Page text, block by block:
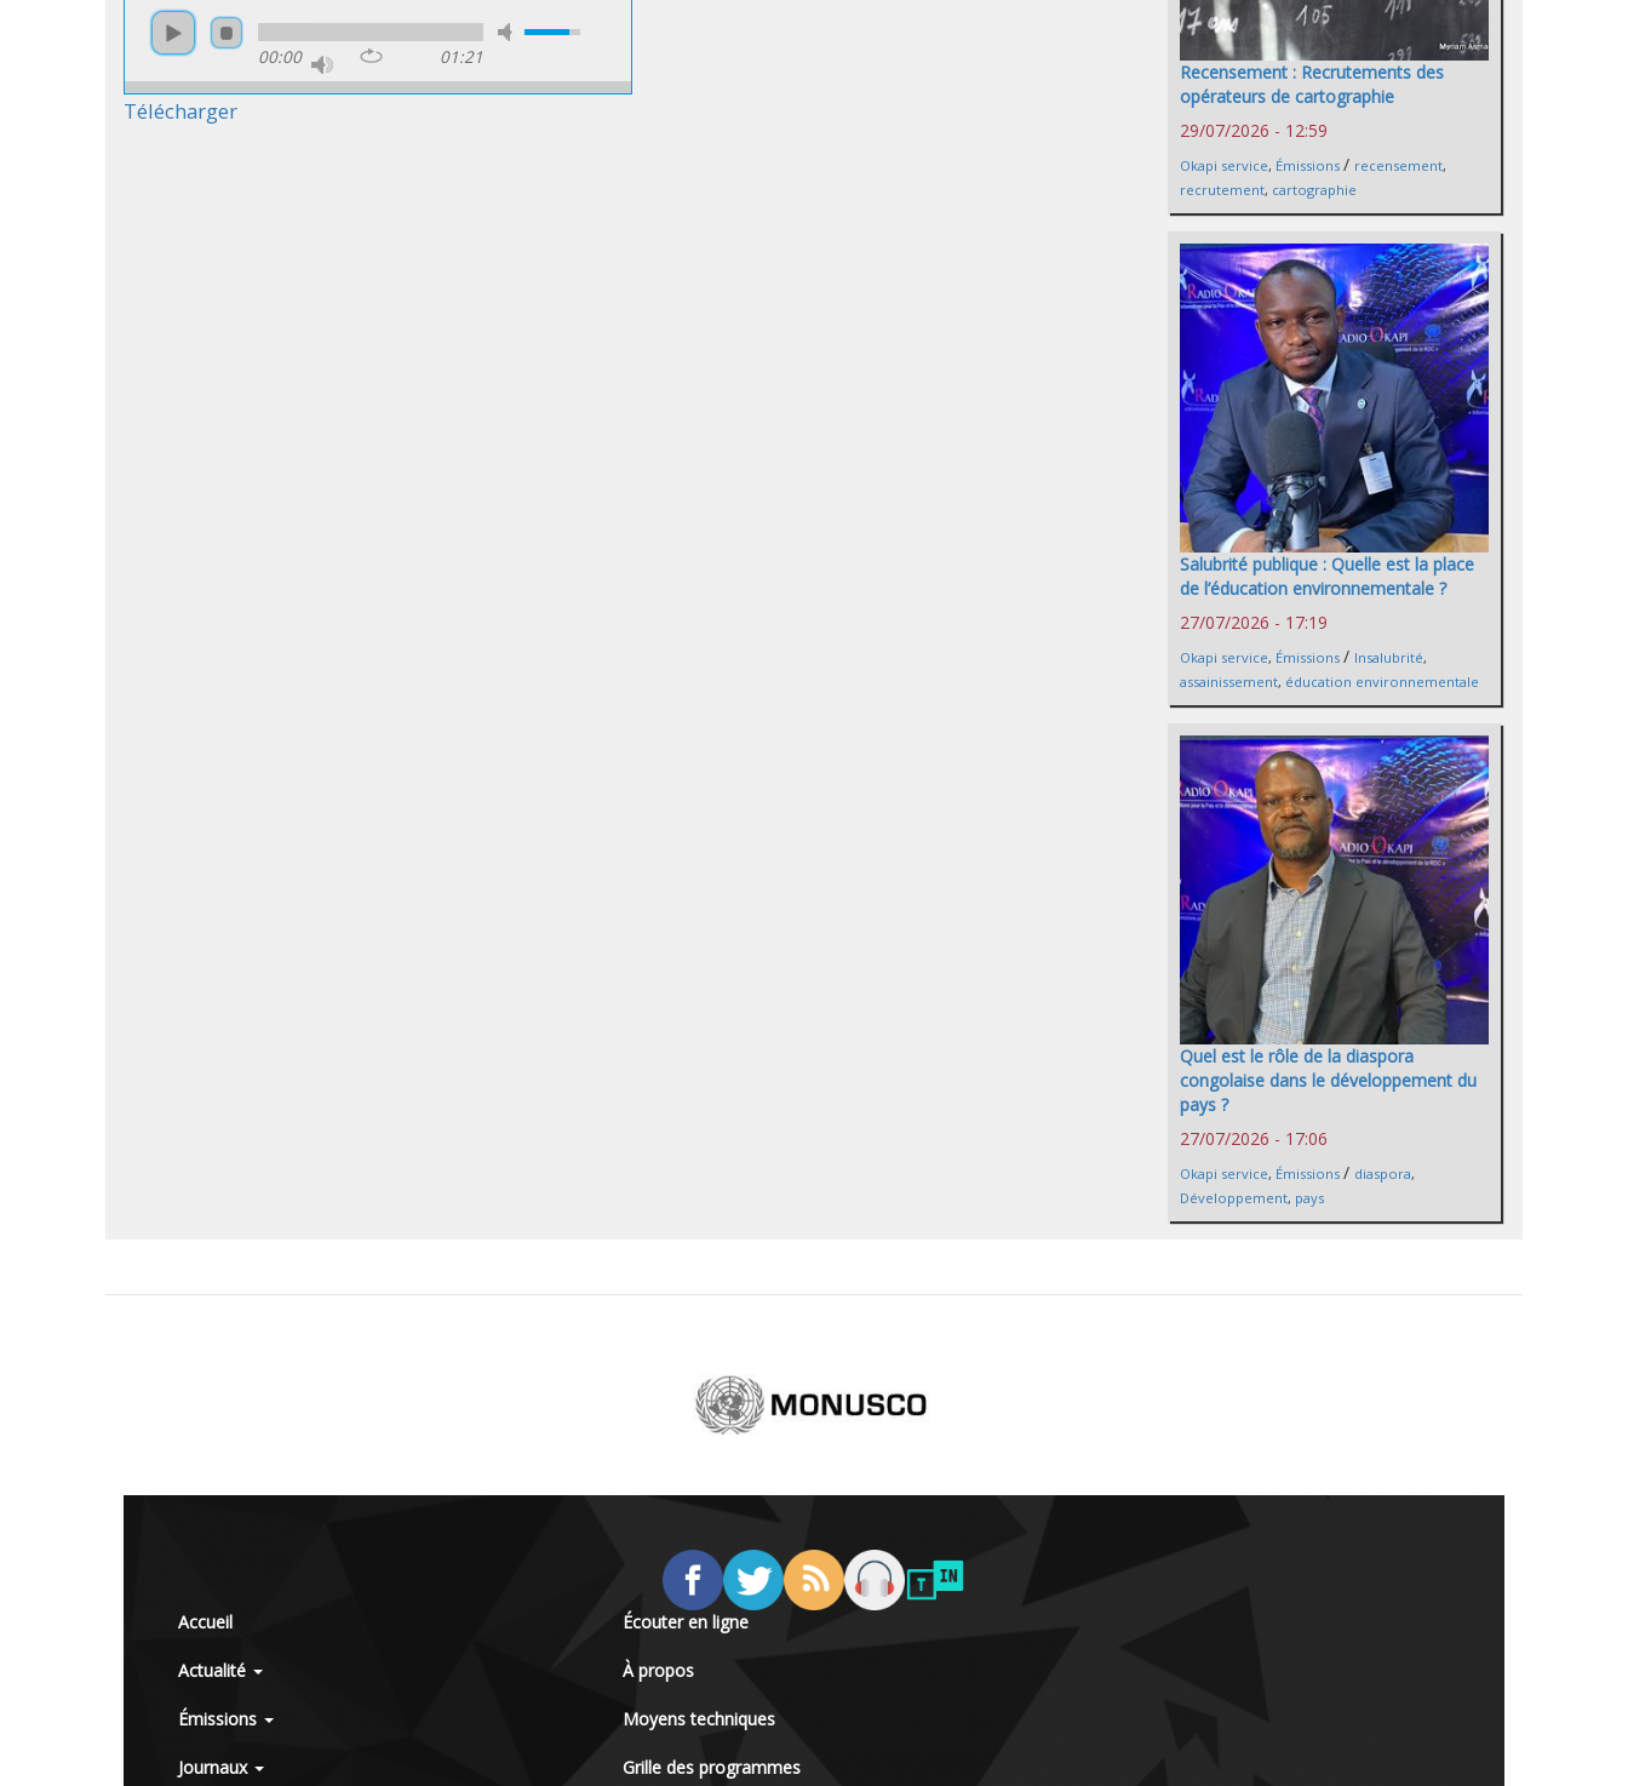
00:00 01:21
Télécharger
Recensement : Recrutements des
opérateurs de cartographie
29/07/2026 - 12:59
Okapi service, Émissions / recensement,
recrutement, cartographie
Salubrité publique : Quelle est la place
de l’éducation environnementale ?
27/07/2026 - 17:19
Okapi service, Émissions / Insalubrité,
assainissement, éducation environnementale
Quel est le rôle de la diaspora
congolaise dans le développement du
pays ?
27/07/2026 - 17:06
Okapi service, Émissions / diaspora,
Développement, pays
Accueil
Actualité
Émissions
Journaux
Écouter en ligne
À propos
Moyens techniques
Grille des programmes